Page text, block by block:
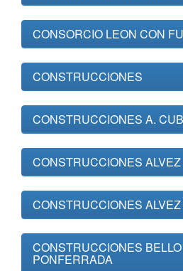
CONSORCIO LEON CON
CONSTRUCCIONES
CONSTRUCCIONES A.
CONSTRUCCIONES
CONSTRUCCIONES ALVEZ
CONSTRUCCIONES
PONFERRADA